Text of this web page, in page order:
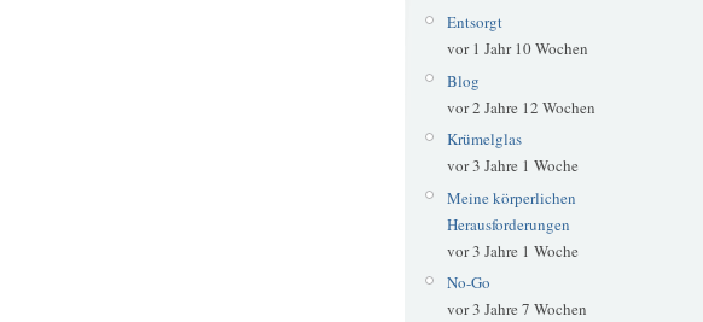
Entsorgt
vor 1 Jahr 10 Wochen
Blog
vor 2 Jahre 12 Wochen
Krümelglas
vor 3 Jahre 1 Woche
Meine körperlichen
Herausforderungen
vor 3 Jahre 1 Woche
No-Go
vor 3 Jahre 7 Wochen